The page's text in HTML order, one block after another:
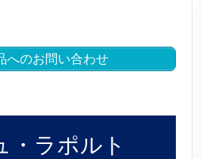
へのお問い合わせ
・ラポルト